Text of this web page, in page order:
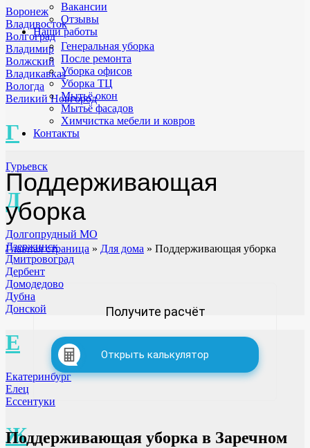
Воронеж
Владивосток
Волгоград
Владимир
Волжский
Владикавказ
Вологда
Великий Новгород
Г
Гурьевск
Д
Долгопрудный МО
Дзержинск
Дмитровоград
Дербент
Домодедово
Дубна
Донской
Е
Екатеринбург
Елец
Ессентуки
Ж
Вакансии
Отзывы
Наши работы
Генеральная уборка
После ремонта
Уборка офисов
Уборка ТЦ
Мытьё окон
Мытьё фасадов
Химчистка мебели и ковров
Контакты
Поддерживающая
уборка
Главная страница » Для дома » Поддерживающая уборка
Получите расчёт
Открыть калькулятор
Поддерживающая уборка в Заречном